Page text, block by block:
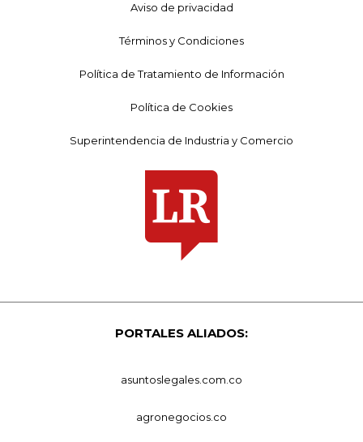
Aviso de privacidad
Términos y Condiciones
Política de Tratamiento de Información
Política de Cookies
Superintendencia de Industria y Comercio
PORTALES ALIADOS:
asuntoslegales.com.co
agronegocios.co